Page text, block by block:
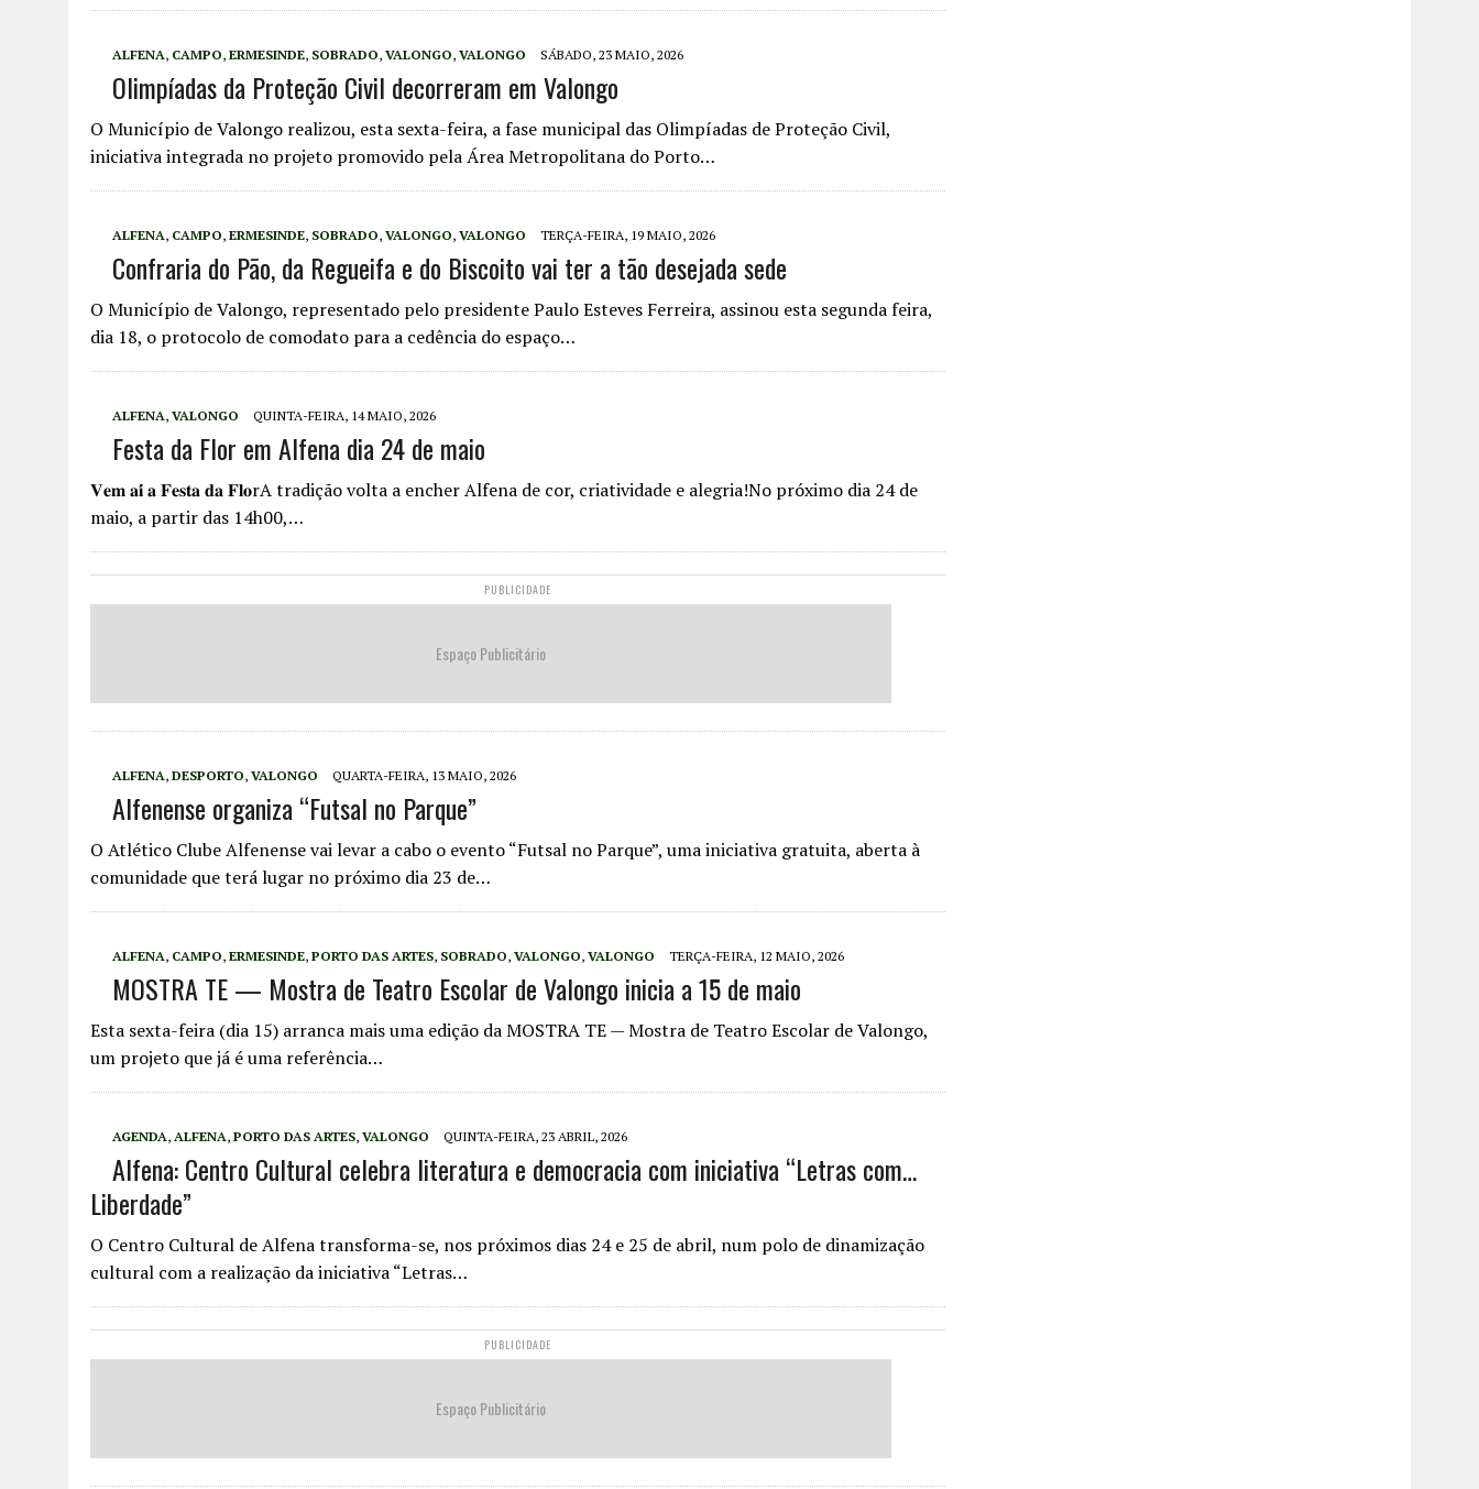
ALFENA, CAMPO, ERMESINDE, SOBRADO, VALONGO, VALONGO SÁBADO, 23 MAIO, 2026
Olimpíadas da Proteção Civil decorreram em Valongo
O Município de Valongo realizou, esta sexta-feira, a fase municipal das Olimpíadas de Proteção Civil,
iniciativa integrada no projeto promovido pela Área Metropolitana do Porto…
ALFENA, CAMPO, ERMESINDE, SOBRADO, VALONGO, VALONGO TERÇA-FEIRA, 19 MAIO, 2026
Confraria do Pão, da Regueifa e do Biscoito vai ter a tão desejada sede
O Município de Valongo, representado pelo presidente Paulo Esteves Ferreira, assinou esta segunda feira,
dia 18, o protocolo de comodato para a cedência do espaço…
ALFENA, VALONGO QUINTA-FEIRA, 14 MAIO, 2026
Festa da Flor em Alfena dia 24 de maio
𝐕𝐞𝐦 𝐚𝐢́ 𝐚 𝐅𝐞𝐬𝐭𝐚 𝐝𝐚 𝐅𝐥𝐨rA tradição volta a encher Alfena de cor, criatividade e alegria!No próximo dia 24 de
maio, a partir das 14h00,…
PUBLICIDADE
Espaço Publicitário
ALFENA, DESPORTO, VALONGO QUARTA-FEIRA, 13 MAIO, 2026
Alfenense organiza “Futsal no Parque”
O Atlético Clube Alfenense vai levar a cabo o evento “Futsal no Parque”, uma iniciativa gratuita, aberta à
comunidade que terá lugar no próximo dia 23 de…
ALFENA, CAMPO, ERMESINDE, PORTO DAS ARTES, SOBRADO, VALONGO, VALONGO TERÇA-FEIRA, 12 MAIO, 2026
MOSTRA TE — Mostra de Teatro Escolar de Valongo inicia a 15 de maio
Esta sexta-feira (dia 15) arranca mais uma edição da MOSTRA TE — Mostra de Teatro Escolar de Valongo,
um projeto que já é uma referência…
AGENDA, ALFENA, PORTO DAS ARTES, VALONGO QUINTA-FEIRA, 23 ABRIL, 2026
Alfena: Centro Cultural celebra literatura e democracia com iniciativa “Letras com…
Liberdade”
O Centro Cultural de Alfena transforma-se, nos próximos dias 24 e 25 de abril, num polo de dinamização
cultural com a realização da iniciativa “Letras…
PUBLICIDADE
Espaço Publicitário